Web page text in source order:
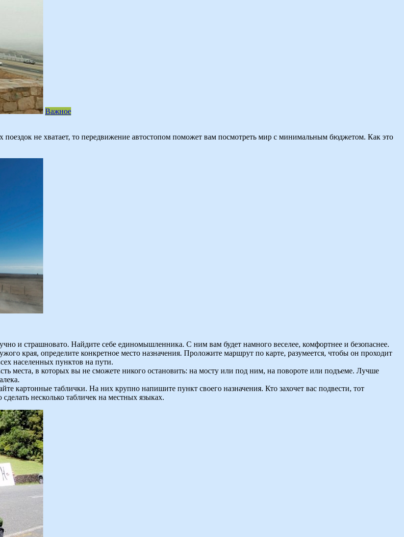
Важное
не хватает, то передвижение автостопом поможет вам посмотреть мир с минимальным бюджетом. Как это
и страшновато. Найдите себе единомышленника. С ним вам будет намного веселее, комфортнее и безопаснее.
края, определите конкретное место назначения. Проложите маршрут по карте, разумеется, чтобы он проходит
населенных пунктов на пути.
места, в которых вы не сможете никого остановить: на мосту или под ним, на повороте или подъеме. Лучше
картонные таблички. На них крупно напишите пункт своего назначения. Кто захочет вас подвести, тот
несколько табличек на местных языках.